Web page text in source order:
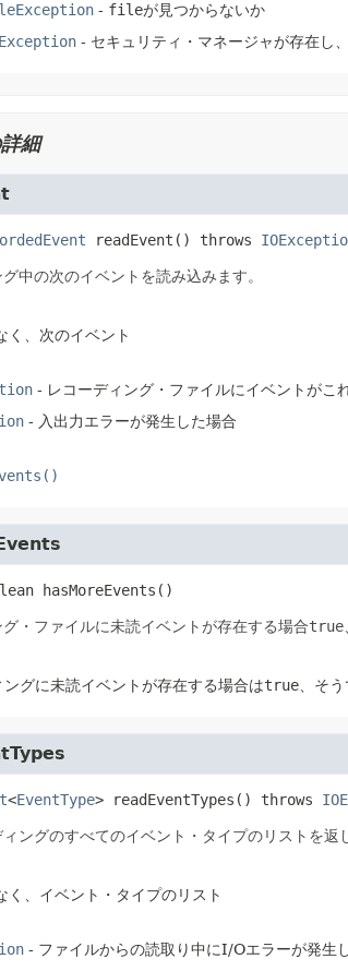
- fileが見つからないか
- セキュリティ・マネージャが存在し
細
readEvent () throws
中の次のイベントを読み込みます。
く、次のイベント
- レコーディング・ファイルにイベントがこ
- 入出力エラーが発生した場合
hasMoreEvents ()
グ・ファイルに未読イベントが存在する場合true
ングに未読イベントが存在する場合はtrue、そう
<EventType> readEventTypes () throws
ングのすべてのイベント・タイプのリストを返
く、イベント・タイプのリスト
- ファイルからの読取り中にI/Oエラーが発生